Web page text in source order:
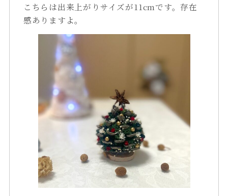
こちらは出来上がりサイズが11cmです。存在
感ありますよ。